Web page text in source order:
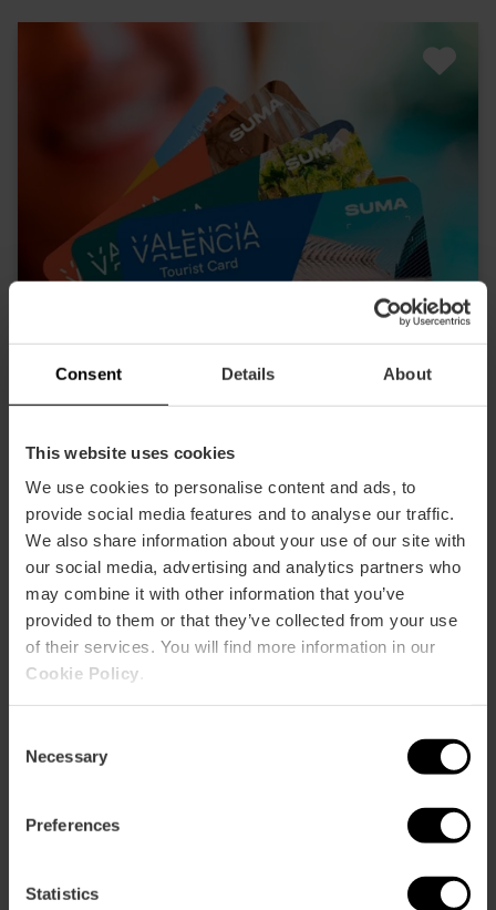
Consent Details About
This website uses cookies
We use cookies to personalise content and ads, to
provide social media features and to analyse our traffic.
We also share information about your use of our site with
our social media, advertising and analytics partners who
may combine it with other information that you’ve
provided to them or that they’ve collected from your use
of their services. You will find more information in our
Cookie Policy
Selection
Necessary
Preferences
Statistics
Valencia Tourist Card 24, 48 y 72 horas
4.9 - 1, 951 opiniones
10% dto. Exclusivo Web
Desde17,00 € 15,30 €